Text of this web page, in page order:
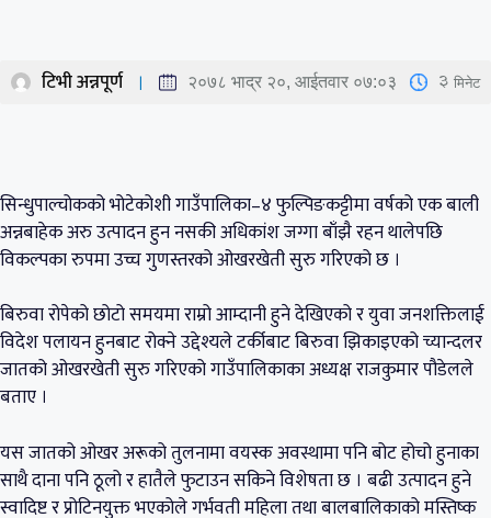
टिभी अन्नपूर्ण २०७८ भाद्र २०, आईतवार ०७:०३ 3 मिनेट
सिन्धुपाल्चोकको भोटेकोशी गाउँपालिका–४ फुल्पिङकट्टीमा वर्षको एक बाली
अन्नबाहेक अरु उत्पादन हुन नसकी अधिकांश जग्गा बाँझै रहन थालेपछि
विकल्पका रुपमा उच्च गुणस्तरको ओखरखेती सुरु गरिएको छ ।
बिरुवा रोपेको छोटो समयमा राम्रो आम्दानी हुने देखिएको र युवा जनशक्तिलाई
विदेश पलायन हुनबाट रोक्ने उद्देश्यले टर्कीबाट बिरुवा झिकाइएको च्यान्दलर
जातको ओखरखेती सुरु गरिएको गाउँपालिकाका अध्यक्ष राजकुमार पौडेलले
बताए ।
यस जातको ओखर अरूको तुलनामा वयस्क अवस्थामा पनि बोट होचो हुनाका
साथै दाना पनि ठूलो र हातैले फुटाउन सकिने विशेषता छ । बढी उत्पादन हुने
स्वादिष्ट र प्रोटिनयुक्त भएकोले गर्भवती महिला तथा बालबालिकाको मस्तिष्क